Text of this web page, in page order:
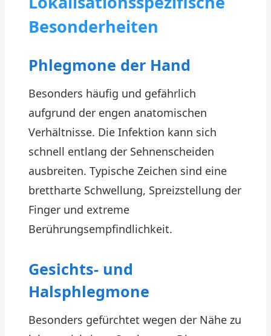
Besonderheiten
Phlegmone der Hand
Besonders häufig und gefährlich
aufgrund der engen anatomischen
Verhältnisse. Die Infektion kann sich
schnell entlang der Sehnenscheiden
ausbreiten. Typische Zeichen sind eine
brettharte Schwellung, Spreizstellung der
Finger und extreme
Berührungsempfindlichkeit.
Gesichts- und
Halsphlegmone
Besonders gefürchtet wegen der Nähe zu